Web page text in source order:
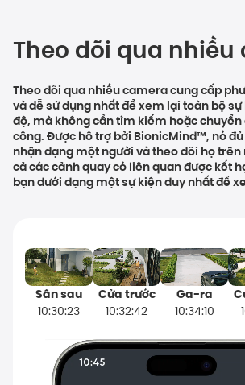
Theo dõi qua nhiều
Theo dõi qua nhiều camera cung cấp
và dễ sử dụng nhất để xem lại toàn bộ
độ, mà không cần tìm kiếm hoặc
công. Được hỗ trợ bởi BionicMind™, nó
nhận dạng một người và theo dõi họ trên
cả các cảnh quay có liên quan được kết
bạn dưới dạng một sự kiện duy nhất để
Sân sau
10:30:23
Cửa trước
10:32:42
Ga-ra
10:34:10